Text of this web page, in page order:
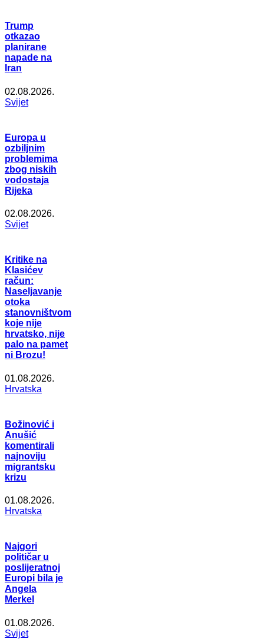
Trump
otkazao
planirane
napade na
Iran
02.08.2026.
Svijet
Europa u
ozbiljnim
problemima
zbog niskih
vodostaja
Rijeka
02.08.2026.
Svijet
Kritike na
Klasićev
račun:
Naseljavanje
otoka
stanovništvom
koje nije
hrvatsko, nije
palo na pamet
ni Brozu!
01.08.2026.
Hrvatska
Božinović i
Anušić
komentirali
najnoviju
migrantsku
krizu
01.08.2026.
Hrvatska
Najgori
političar u
poslijeratnoj
Europi bila je
Angela
Merkel
01.08.2026.
Svijet